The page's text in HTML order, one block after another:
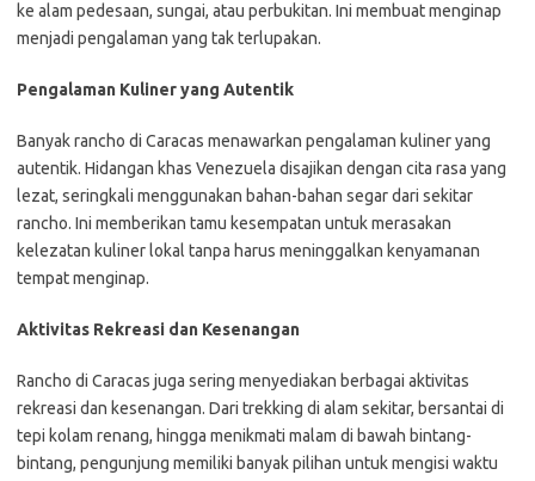
ke alam pedesaan, sungai, atau perbukitan. Ini membuat menginap
menjadi pengalaman yang tak terlupakan.
Pengalaman Kuliner yang Autentik
Banyak rancho di Caracas menawarkan pengalaman kuliner yang
autentik. Hidangan khas Venezuela disajikan dengan cita rasa yang
lezat, seringkali menggunakan bahan-bahan segar dari sekitar
rancho. Ini memberikan tamu kesempatan untuk merasakan
kelezatan kuliner lokal tanpa harus meninggalkan kenyamanan
tempat menginap.
Aktivitas Rekreasi dan Kesenangan
Rancho di Caracas juga sering menyediakan berbagai aktivitas
rekreasi dan kesenangan. Dari trekking di alam sekitar, bersantai di
tepi kolam renang, hingga menikmati malam di bawah bintang-
bintang, pengunjung memiliki banyak pilihan untuk mengisi waktu